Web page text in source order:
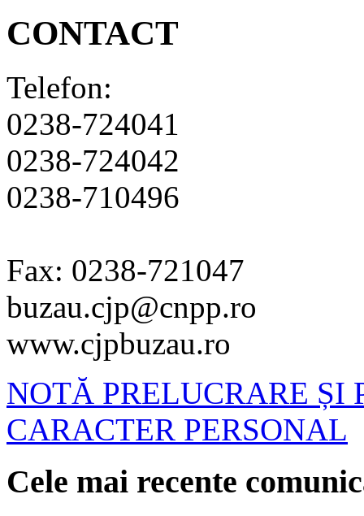
CONTACT
Telefon:
0238-724041
0238-724042
0238-710496
Fax: 0238-721047
buzau.cjp@cnpp.ro
www.cjpbuzau.ro
NOTĂ PRELUCRARE ȘI
CARACTER PERSONAL
Cele mai recente